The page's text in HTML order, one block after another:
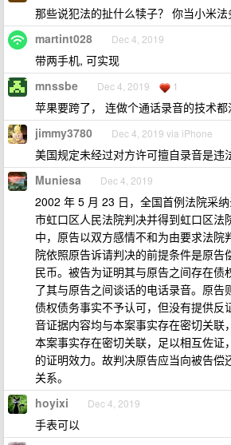
那些说犯法的扯什么犊子？ 你当小米法
martint028 Dec 4, 2019
带两手机, 可实现
mnssbe Dec 4, 2019 1
苹果要跨了， 连做个通话录音的技术都
jimmy3780 Dec 4, 2019 via iPhone
美国规定未经过对方许可擅自录音是违
Muniesa Dec 4, 2019
2002 年 5 月 23 日，全国首例法院采
市虹口区人民法院判决并得到虹口区法
中，原告以双方感情不和为由要求法院
院依照原告诉请判决的前提条件是原告
民币。被告为证明其与原告之间存在债
了其与原告之间谈话的电话录音。原告
债权债务事实不予认可，但没有提供反
音证据内容均与本案事实存在密切关联
本案事实存在密切关联，足以相互佐证
的证明效力。故判决原告应当向被告偿
关系。
hoyixi Dec 4, 2019
手表可以